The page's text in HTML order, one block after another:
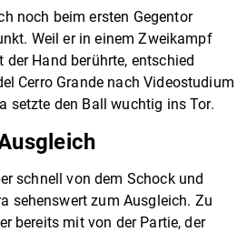
noch beim ersten Gegentor
Weil er in einem Zweikampf
Hand berührte, entschied
Cerro Grande nach Videostudium
setzte den Ball wuchtig ins Tor.
schnell von dem Schock und
sehenswert zum Ausgleich. Zu
bereits mit von der Partie, der